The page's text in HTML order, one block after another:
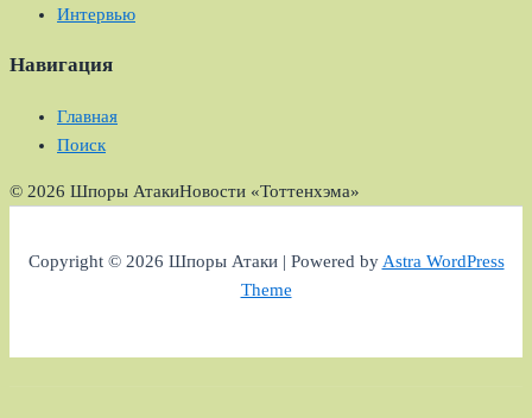
Интервью
Навигация
Главная
Поиск
© 2026 Шпоры АтакиНовости «Тоттенхэма»
Copyright © 2026 Шпоры Атаки | Powered byAstra WordPress
Theme